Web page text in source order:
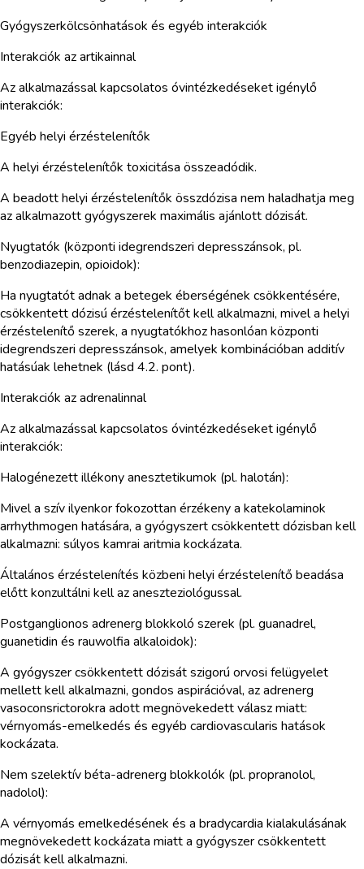
Gyógyszerkölcsönhatások és egyéb interakciók
Interakciók az artikainnal
Az alkalmazással kapcsolatos óvintézkedéseket igénylő
interakciók:
Egyéb helyi érzéstelenítők
A helyi érzéstelenítők toxicitása összeadódik.
A beadott helyi érzéstelenítők összdózisa nem haladhatja meg
az alkalmazott gyógyszerek maximális ajánlott dózisát.
Nyugtatók (központi idegrendszeri depresszánsok, pl.
benzodiazepin, opioidok):
Ha nyugtatót adnak a betegek éberségének csökkentésére,
csökkentett dózisú érzéstelenítőt kell alkalmazni, mivel a helyi
érzéstelenítő szerek, a nyugtatókhoz hasonlóan központi
idegrendszeri depresszánsok, amelyek kombinációban additív
hatásúak lehetnek (lásd 4.2. pont).
Interakciók az adrenalinnal
Az alkalmazással kapcsolatos óvintézkedéseket igénylő
interakciók:
Halogénezett illékony anesztetikumok (pl. halotán):
Mivel a szív ilyenkor fokozottan érzékeny a katekolaminok
arrhythmogen hatására, a gyógyszert csökkentett dózisban kell
alkalmazni: súlyos kamrai aritmia kockázata.
Általános érzéstelenítés közbeni helyi érzéstelenítő beadása
előtt konzultálni kell az aneszteziológussal.
Postganglionos adrenerg blokkoló szerek (pl. guanadrel,
guanetidin és rauwolfia alkaloidok):
A gyógyszer csökkentett dózisát szigorú orvosi felügyelet
mellett kell alkalmazni, gondos aspirációval, az adrenerg
vasoconsrictorokra adott megnövekedett válasz miatt:
vérnyomás-emelkedés és egyéb cardiovascularis hatások
kockázata.
Nem szelektív béta-adrenerg blokkolók (pl. propranolol,
nadolol):
A vérnyomás emelkedésének és a bradycardia kialakulásának
megnövekedett kockázata miatt a gyógyszer csökkentett
dózisát kell alkalmazni.